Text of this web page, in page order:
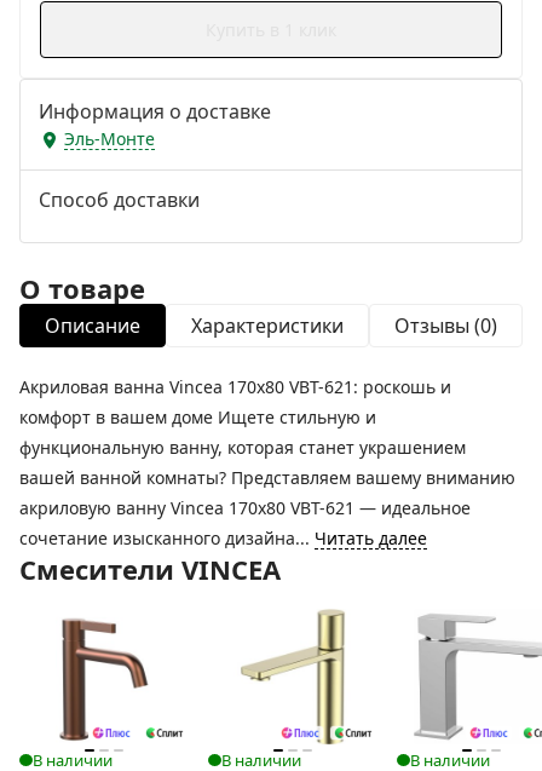
Информация о доставке
Эль-Монте
Способ доставки
О товаре
Описание Характеристики Отзывы (0)
Акриловая ванна Vincea 170x80 VBT-621: роскошь и
комфорт в вашем доме Ищете стильную и
функциональную ванну, которая станет украшением
вашей ванной комнаты? Представляем вашему вниманию
акриловую ванну Vincea 170x80 VBT-621 — идеальное
сочетание изысканного дизайна... Читать далее
Смесители VINCEA
В наличии В наличии В наличии